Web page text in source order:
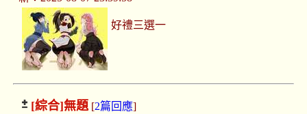
好禮三選一
[綜合]無題[2篇回應]